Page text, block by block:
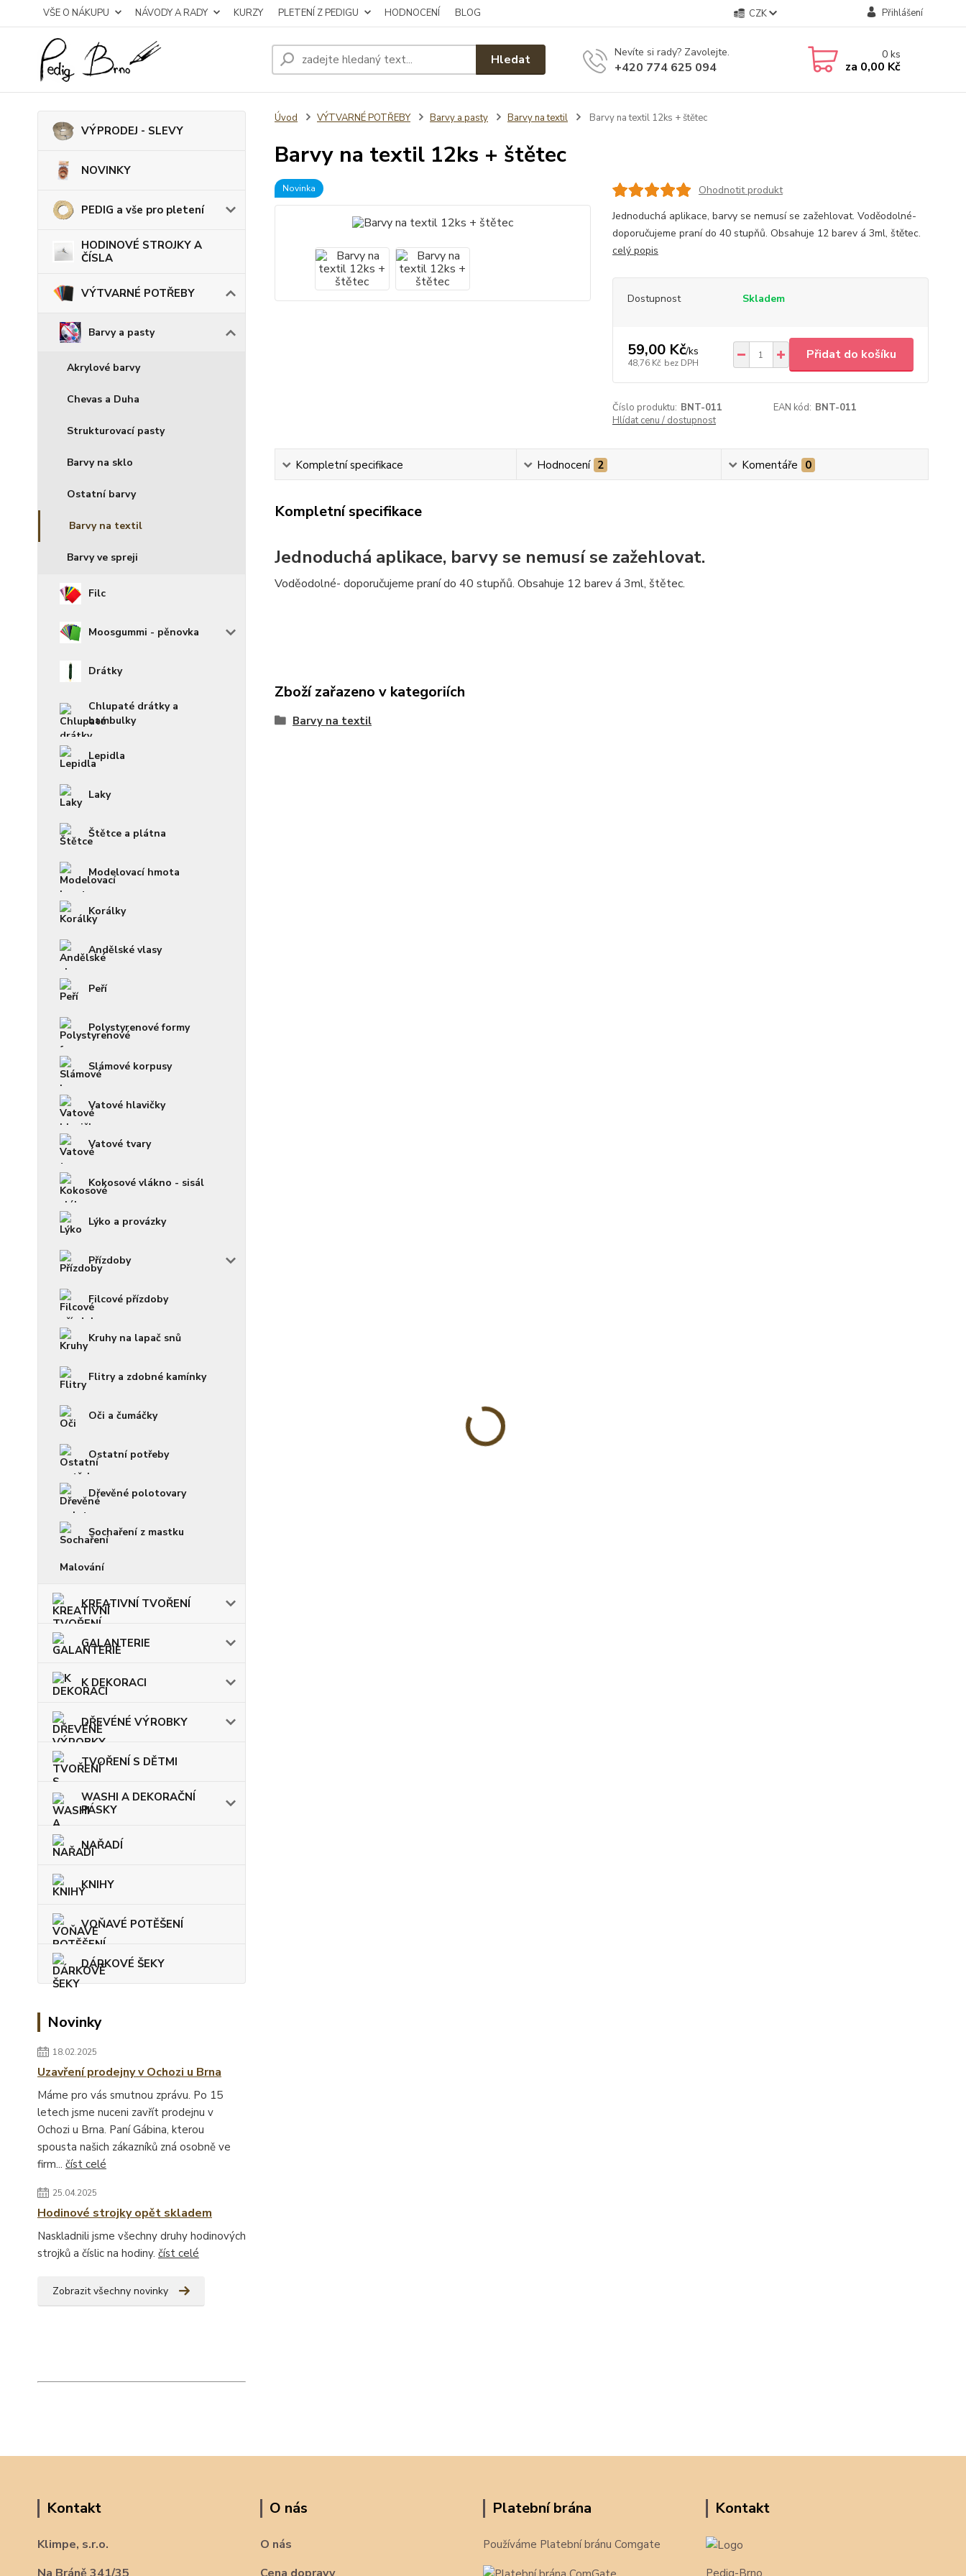
VŠE O NÁKUPU NÁVODY A RADY KURZY PLETENÍ Z PEDIGU HODNOCENÍ BLOG CZK Přihlášení
Hledat Nevíte si rady? Zavolejte.
+420 774 625 094
0ks
za 0,00 Kč
VÝPRODEJ - SLEVY
NOVINKY
PEDIG a vše pro pletení
HODINOVÉ STROJKY A
ČÍSLA
VÝTVARNÉ POTŘEBY
Barvy a pasty
Akrylové barvy
Chevas a Duha
Strukturovací pasty
Barvy na sklo
Ostatní barvy
Barvy na textil
Barvy ve spreji
Filc
Moosgummi - pěnovka
Drátky
Chlupaté drátky a
bambulky
Lepidla
Laky
Štětce a plátna
Modelovací hmota
Korálky
Andělské vlasy
Peří
Polystyrenové formy
Slámové korpusy
Vatové hlavičky
Vatové tvary
Kokosové vlákno - sisál
Lýko a provázky
Přízdoby
Filcové přízdoby
Kruhy na lapač snů
Flitry a zdobné kamínky
Oči a čumáčky
Ostatní potřeby
Dřevěné polotovary
Sochaření z mastku
Malování
KREATIVNÍ TVOŘENÍ
GALANTERIE
K DEKORACI
DŘEVÉNÉ VÝROBKY
TVOŘENÍ S DĚTMI
WASHI A DEKORAČNÍ
PÁSKY
NAŘADÍ
KNIHY
VOŇAVÉ POTĚŠENÍ
DÁRKOVÉ ŠEKY
Novinky
18.02.2025
Uzavření prodejny v Ochozi u Brna
Máme pro vás smutnou zprávu. Po 15
letech jsme nuceni zavřít prodejnu v
Ochozi u Brna. Paní Gábina, kterou
spousta našich zákazníků zná osobně ve
firm... číst celé
25.04.2025
Hodinové strojky opět skladem
Naskladnili jsme všechny druhy hodinových
strojků a číslic na hodiny. číst celé
Zobrazit všechny novinky
Úvod VÝTVARNÉ POTŘEBY Barvy a pasty Barvy na textil Barvy na textil 12ks + štětec
Barvy na textil 12ks + štětec
Novinka
Ohodnotit produkt
Jednoduchá aplikace, barvy se nemusí se zažehlovat. Voděodolné-
doporučujeme praní do 40 stupňů. Obsahuje 12 barev á 3ml, štětec.
celý popis
Dostupnost Skladem
59,00 Kč/ks
48,76 Kč bez DPH
Přidat do košíku
Číslo produktu: BNT-011 EAN kód: BNT-011
Hlídat cenu / dostupnost
Kompletní specifikace Hodnocení 2 Komentáře 0
Kompletní specifikace
Jednoduchá aplikace, barvy se nemusí se zažehlovat.
Voděodolné- doporučujeme praní do 40 stupňů. Obsahuje 12 barev á 3ml, štětec.
Zboží zařazeno v kategoriích
Barvy na textil
Kontakt
Klimpe, s.r.o.
O nás
O nás
Platební brána
Používáme Platební bránu Comgate
Kontakt